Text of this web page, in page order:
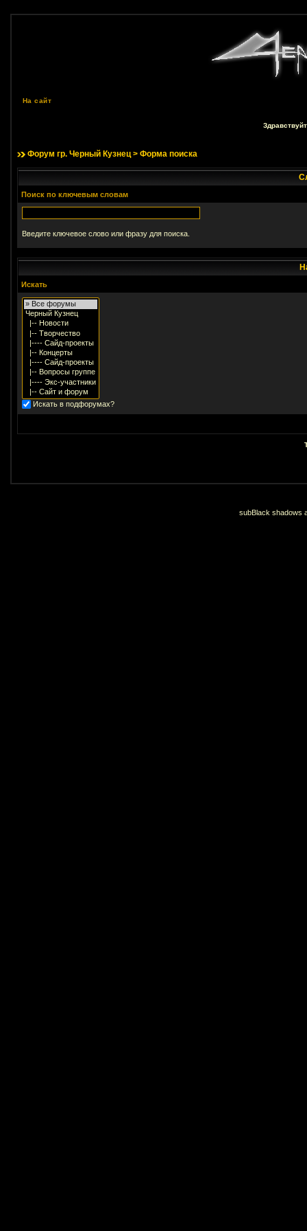
На сайт
Форум гр. Черный Кузнец> Форма поиска
Поиск по ключевым словам
Введите ключевое слово или фразу для поиска.
Искать
Искать в подфорумах?
subBlack shadows